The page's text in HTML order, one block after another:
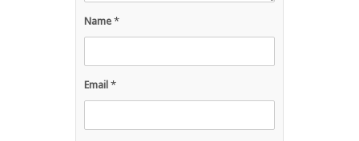
Name *
Email *